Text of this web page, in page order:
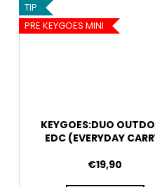
TIP
PRE KEYGOES MINI
KEYGOES:DUO
EDC (EVERYDAY
€19,90